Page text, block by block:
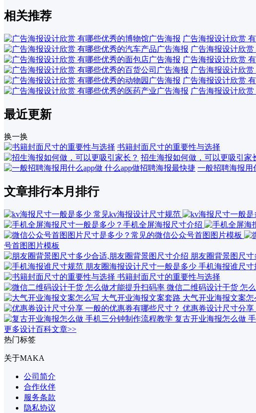
相关推荐
广告海报设计欣赏
广告海报设计欣
广告海报设计欣赏
广告海报设计欣
广告海报设计欣赏
广告海报设计欣
最近更新
换一换
书籍封面尺寸的重要性与选择
招生海报如何做，可以更吸引家
一般招聘海报用
文章排行本月排行
号首图图片模板
朋友圈背景图尺
手机海报谁尺
书籍封面尺寸的重要性与选择
微信二维码设计干货 怎
大气开业海报文案
优惠券设计尺寸分
复古开业海报怎么做
更多设计百科文章>>
热门标签
关于MAKA
公司简介
合作伙伴
服务条款
隐私协议